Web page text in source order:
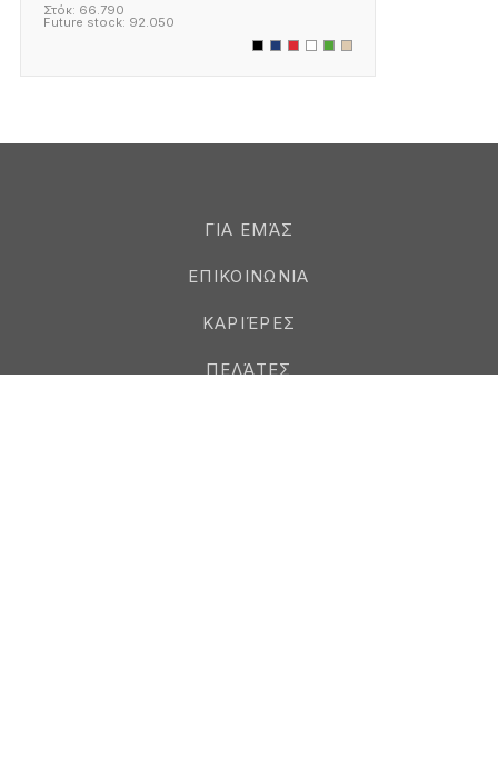
Στόκ: 66.790
Future stock: 92.050
ΓΙΑ ΕΜΆΣ
ΕΠΙΚΟΙΝΩΝΙΑ
ΚΑΡΙΈΡΕΣ
ΠΕΛΆΤΕΣ